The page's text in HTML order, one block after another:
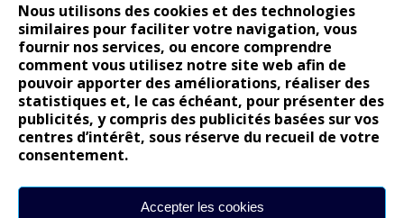
Nous utilisons des cookies et des technologies
similaires pour faciliter votre navigation, vous
fournir nos services, ou encore comprendre
comment vous utilisez notre site web afin de
pouvoir apporter des améliorations, réaliser des
statistiques et, le cas échéant, pour présenter des
publicités, y compris des publicités basées sur vos
centres d’intérêt, sous réserve du recueil de votre
consentement.
Accepter les cookies
14 juillet : nouveau film de marque pour Citroën
Renault Espace : voyage, voyage…
Peugeot E-208 GTi : naissance d’une légende
COMMENTAIRES RÉCENTS
Bernard Dardartdans
Gilly